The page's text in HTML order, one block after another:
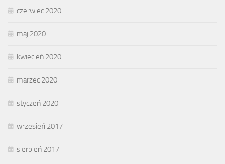
czerwiec 2020
maj 2020
kwiecień 2020
marzec 2020
styczeń 2020
wrzesień 2017
sierpień 2017